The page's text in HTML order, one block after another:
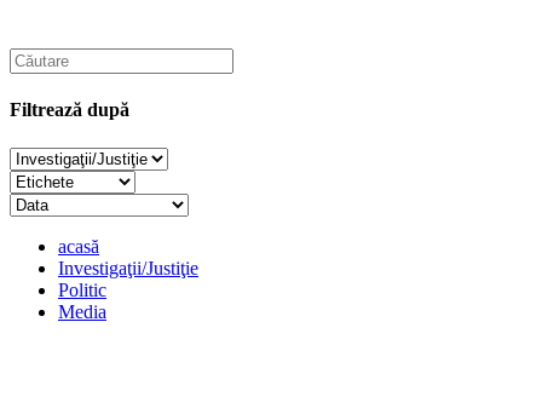
Filtrează după
acasă
Investigaţii/Justiţie
Politic
Media